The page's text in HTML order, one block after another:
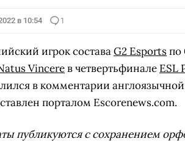
в 10:54 1
игрок составаG2 Esportsпо
Vincereв четвертьфинале ESL
в комментарии
порталом Escorenews.com.
публикуются с сохранением